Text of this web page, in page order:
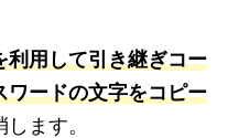
利用して引き継ぎコー
ワードの文字をコピー
ます。